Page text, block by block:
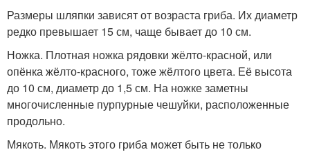
Размеры шляпки зависят от возраста гриба. Их диаметр
редко превышает 15 см, чаще бывает до 10 см.
Ножка. Плотная ножка рядовки жёлто-красной, или
опёнка жёлто-красного, тоже жёлтого цвета. Её высота
до 10 см, диаметр до 1,5 см. На ножке заметны
многочисленные пурпурные чешуйки, расположенные
продольно.
Мякоть. Мякоть этого гриба может быть не только